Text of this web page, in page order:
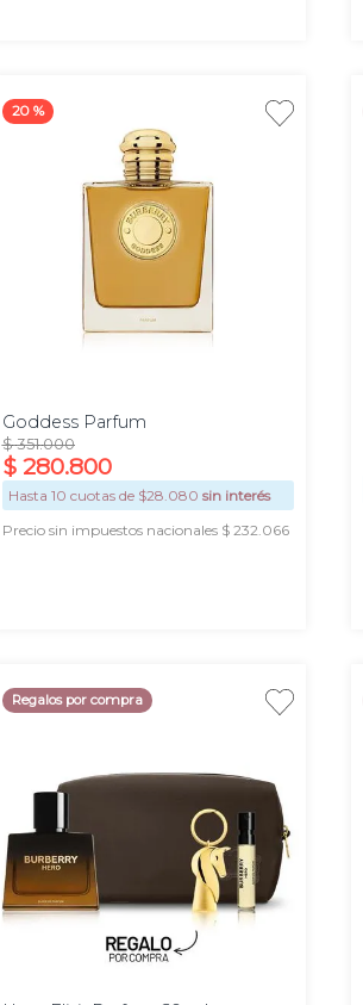
20 %
Goddess Parfum
$ 351.000
$ 280.800
Hasta 10 cuotas de $28.080 sin interés
Precio sin impuestos nacionales $ 232.066
Regalos por compra